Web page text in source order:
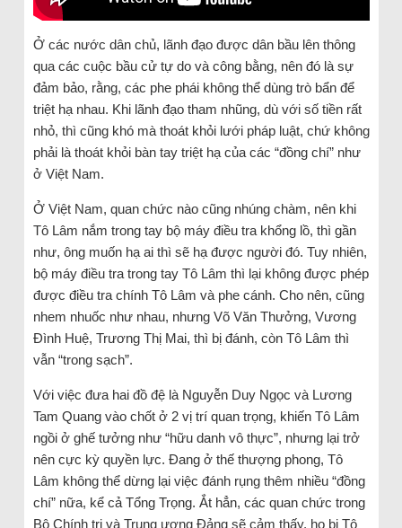
Ở các nước dân chủ, lãnh đạo được dân bầu lên thông
qua các cuộc bầu cử tự do và công bằng, nên đó là sự
đảm bảo, rằng, các phe phái không thể dùng trò bẩn để
triệt hạ nhau. Khi lãnh đạo tham nhũng, dù với số tiền rất
nhỏ, thì cũng khó mà thoát khỏi lưới pháp luật, chứ không
phải là thoát khỏi bàn tay triệt hạ của các “đồng chí” như
ở Việt Nam.
Ở Việt Nam, quan chức nào cũng nhúng chàm, nên khi
Tô Lâm nắm trong tay bộ máy điều tra khổng lồ, thì gần
như, ông muốn hạ ai thì sẽ hạ được người đó. Tuy nhiên,
bộ máy điều tra trong tay Tô Lâm thì lại không được phép
được điều tra chính Tô Lâm và phe cánh. Cho nên, cũng
nhem nhuốc như nhau, nhưng Võ Văn Thưởng, Vương
Đình Huệ, Trương Thị Mai, thì bị đánh, còn Tô Lâm thì
vẫn “trong sạch”.
Với việc đưa hai đồ đệ là Nguyễn Duy Ngọc và Lương
Tam Quang vào chốt ở 2 vị trí quan trọng, khiến Tô Lâm
ngồi ở ghế tưởng như “hữu danh vô thực”, nhưng lại trở
nên cực kỳ quyền lực. Đang ở thế thượng phong, Tô
Lâm không thể dừng lại việc đánh rụng thêm nhiều “đồng
chí” nữa, kể cả Tổng Trọng. Ắt hẳn, các quan chức trong
Bộ Chính trị và Trung ương Đảng sẽ cảm thấy, họ bị Tô